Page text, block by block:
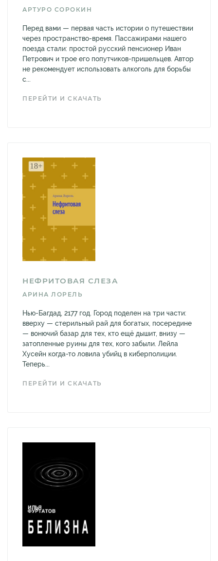
АРТУРО СОРОКИН
Перед вами — первая часть истории о путешествии
через пространство-время. Пассажирами нашего
поезда стали: простой русский пенсионер Иван
Петрович и трое его попутчиков-пришельцев. Автор
не рекомендует использовать алкоголь для борьбы
с...
ПЕРЕЙТИ И СКАЧАТЬ
НЕФРИТОВАЯ СЛЕЗА
АРИНА ЛОРЕЛЬ
Нью-Багдад, 2177 год. Город поделен на три части:
вверху — стерильный рай для богатых, посередине
— вонючий базар для тех, кто ещё дышит, внизу —
затопленные руины для тех, кого забыли. Лейла
Хусейн когда-то ловила убийц в киберполиции.
Теперь...
ПЕРЕЙТИ И СКАЧАТЬ